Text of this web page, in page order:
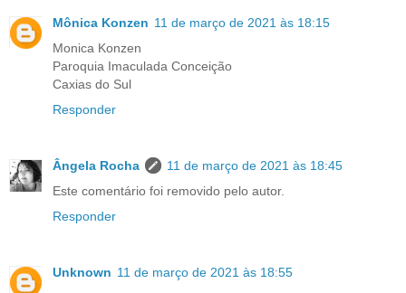
Mônica Konzen 11 de março de 2021 às 18:15
Monica Konzen
Paroquia Imaculada Conceição
Caxias do Sul
Responder
Ângela Rocha
11 de março de 2021 às 18:45
Este comentário foi removido pelo autor.
Responder
Unknown 11 de março de 2021 às 18:55